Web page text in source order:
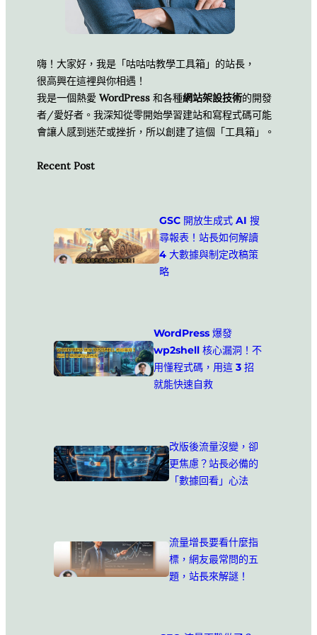
嗨！大家好，我是「咕咕咕教學工具箱」的站長，
很高興在這裡與你相遇！
我是一個熱愛 WordPress 和各種網站架設技術的開發
者/愛好者。我深知從零開始學習建站和寫程式碼可能
會讓人感到迷茫或挫折，所以創建了這個「工具箱」。
Recent Post
GSC 開放生成式 AI 搜
尋報表！站長如何解讀
4 大數據與制定改稿策
略
WordPress 爆發
wp2shell 核心漏洞！不
用懂程式碼，用這 3 招
就能快速自救
改版後流量沒變，卻
更焦慮？站長必備的
「數據回看」心法
流量增長要看什麼指
標，網友最常問的五
題，站長來解謎！